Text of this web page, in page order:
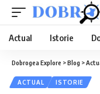
Actual Istorie
Dobrogea Explore >Blog >
ACTUAL ISTORIE